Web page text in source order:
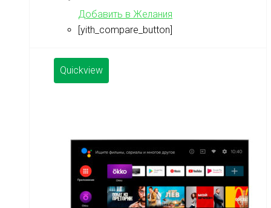
Добавить в Желания
[yith_compare_button]
Quickview